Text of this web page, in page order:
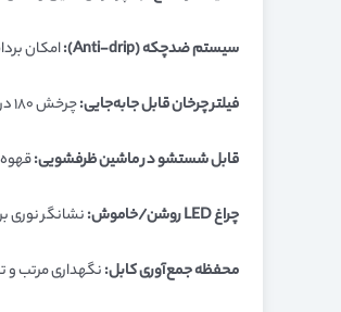
سیستم ضدچکه (Anti-drip): امکان
فیلتر چرخان قابل جابه‌جایی:چرخش ۱۸۰ درجه برای دسترسی آسان و پر کردن سریع قهوه
قابل شستشو در ماشین ظرفشویی:
چراغ LED روشن/خاموش: نشانگر
محفظه جمع‌آوری کابل:نگهداری مرتب و